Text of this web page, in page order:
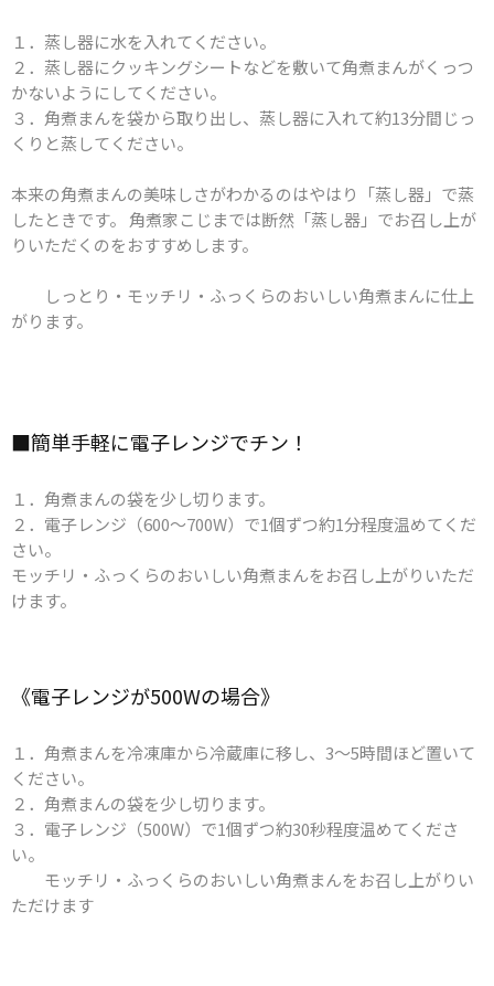
１．蒸し器に水を入れてください。
２．蒸し器にクッキングシートなどを敷いて角煮まんがくっつ
かないようにしてください。
３．角煮まんを袋から取り出し、蒸し器に入れて約13分間じっ
くりと蒸してください。
本来の角煮まんの美味しさがわかるのはやはり「蒸し器」で蒸
したときです。 角煮家こじまでは断然「蒸し器」でお召し上が
りいただくのをおすすめします。
しっとり・モッチリ・ふっくらのおいしい角煮まんに仕上
がります。
■簡単手軽に​電子レンジで​チン！
１．角煮まんの袋を少し切ります。
２．電子レンジ（600～700W）で1個ずつ約1分程度温めてくだ
さい。
モッチリ・ふっくらのおいしい角煮まんをお召し上がりいただ
けます。
《電子レンジが​500Wの​場合》
１．角煮まんを冷凍庫から冷蔵庫に移し、3～5時間ほど置いて
ください。
２．角煮まんの袋を少し切ります。
３．電子レンジ（500W）で1個ずつ約30秒程度温めてくださ
い。
モッチリ・ふっくらのおいしい角煮まんをお召し上がりい
ただけます